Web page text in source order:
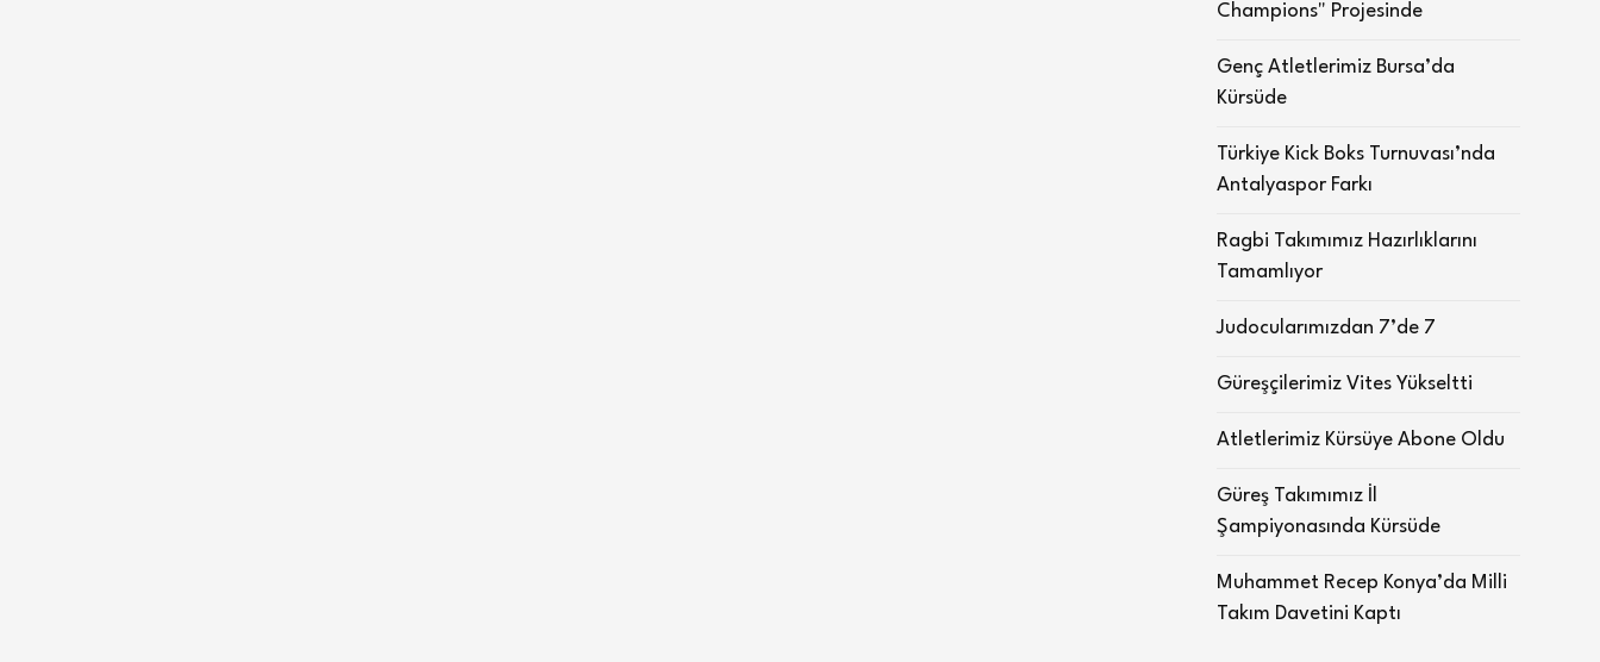
Champions" Projesinde
Genç Atletlerimiz Bursa’da
Kürsüde
Türkiye Kick Boks Turnuvası’nda
Antalyaspor Farkı
Ragbi Takımımız Hazırlıklarını
Tamamlıyor
Judocularımızdan 7’de 7
Güreşçilerimiz Vites Yükseltti
Atletlerimiz Kürsüye Abone Oldu
Güreş Takımımız İl
Şampiyonasında Kürsüde
Muhammet Recep Konya’da Milli
Takım Davetini Kaptı